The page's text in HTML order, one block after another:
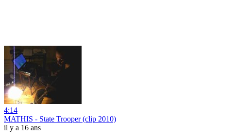
4:14
MATHIS - State Trooper (clip 2010)
il y a 16 ans